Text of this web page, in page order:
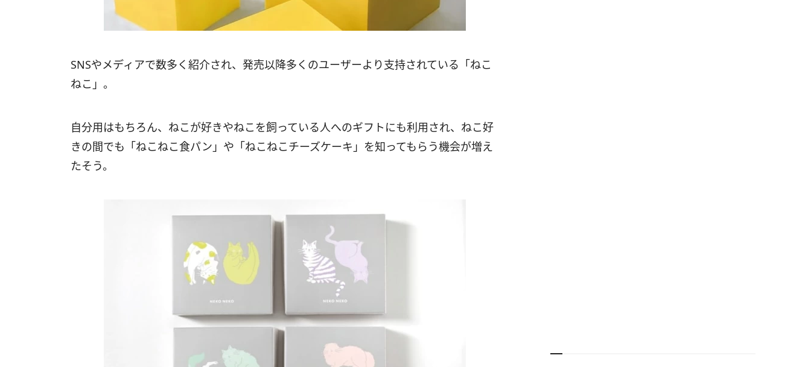
SNSやメディアで数多く紹介され、発売以降多くのユーザーより支持されている「ねこ
ねこ」。
自分用はもちろん、ねこが好きやねこを飼っている人へのギフトにも利用され、ねこ好
きの間でも「ねこねこ食パン」や「ねこねこチーズケーキ」を知ってもらう機会が増え
たそう。